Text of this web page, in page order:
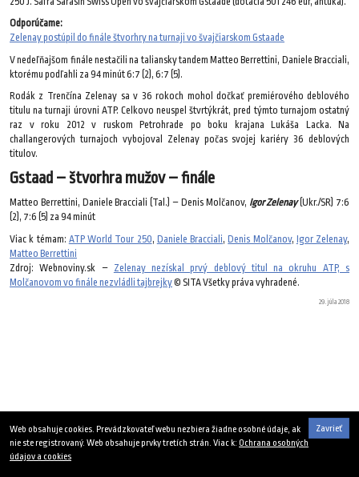
Odporúčame:
Zelenay postúpil do finále štvorhry na turnaji vo švajčiarskom Gstaade
V nedeľňajšom finále nestačili na taliansky tandem Matteo Berrettini, Daniele Bracciali,
ktorému podľahli za 94 minút 6:7 (2), 6:7 (5).
Rodák z Trenčína Zelenay sa v 36 rokoch mohol dočkať premiérového deblového
titulu na turnaji úrovni ATP. Celkovo neuspel štvrtýkrát, pred týmto turnajom ostatný
raz v roku 2012 v ruskom Petrohrade po boku krajana Lukáša Lacka. Na
challangerových turnajoch vybojoval Zelenay počas svojej kariéry 36 deblových
titulov.
Gstaad – štvorhra mužov – finále
Matteo Berrettini, Daniele Bracciali (Tal.) – Denis Molčanov, Igor Zelenay(Ukr./SR) 7:6
(2), 7:6 (5) za 94 minút
Viac k témam: ATP World Tour 250, Daniele Bracciali,Denis Molčanov, Igor Zelenay,
Matteo Berrettini
Zdroj: Webnoviny.sk – Zelenay nezískal prvý deblový titul na okruhu ATP, s
Molčanovom vo finále nezvládli tajbrejky© SITA Všetky práva vyhradené.
29. júla 2018
Zavrieť
Web obsahuje cookies. Prevádzkovateľ webu nezbiera žiadne osobné údaje, ak
nie ste registrovaný. Web obsahuje prvky tretích strán. Viac k: Ochrana osobných
údajov a cookies